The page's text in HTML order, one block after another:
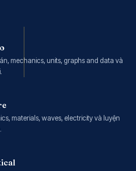
mechanics, units, graphs and data và
materials, waves, electricity và luyện